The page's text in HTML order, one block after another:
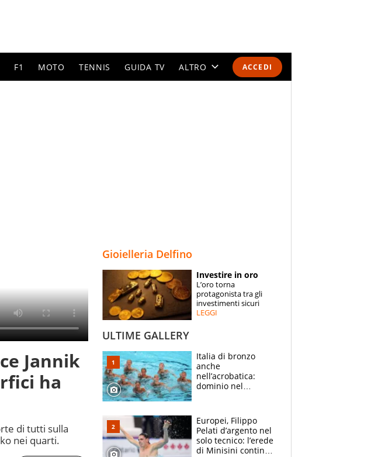
ACCEDI
F1 MOTO TENNIS GUIDA TV ALTRO
SPECIALI
ESPERTI
Jannik
ha
di tutti sulla
nei quarti.
Gioielleria Delfino
Investire in oro
L’oro torna
protagonista tra gli
investimenti sicuri
LEGGI
ULTIME GALLERY
Italia di bronzo
anche
nell’acrobatica:
dominio nel
e compagni
continuare
Europei, Filippo
Pelati d’argento nel
solo tecnico: l’erede
di Minisini continua